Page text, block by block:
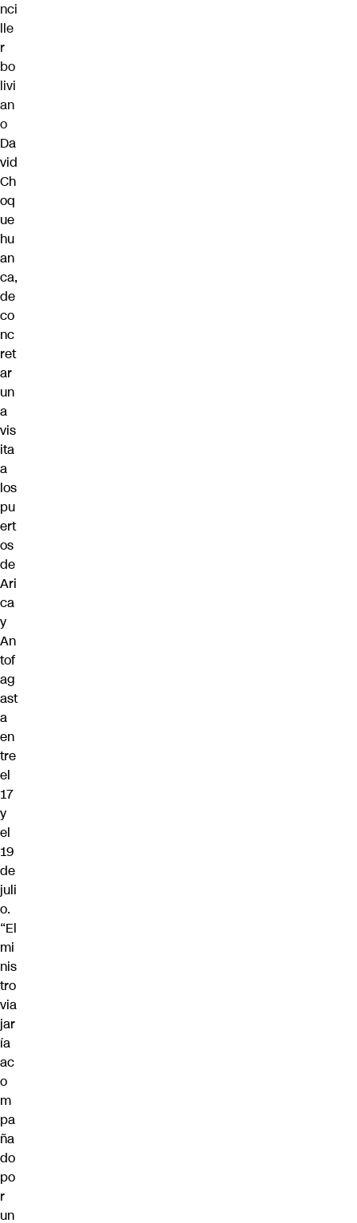
nci
lle
r
bo
livi
an
o
Da
vid
Ch
oq
ue
hu
an
ca,
de
co
nc
ret
ar
un
a
vis
ita
a
los
pu
ert
os
de
Ari
ca
y
An
tof
ag
ast
a
en
tre
el
17
y
el
19
de
juli
o.
“El
mi
nis
tro
via
jar
ía
ac
o
m
pa
ña
do
po
r
un